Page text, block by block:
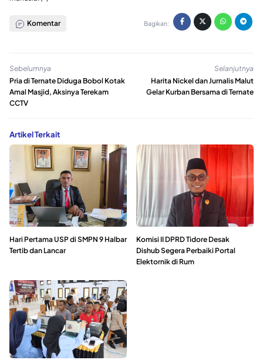
Komentar Bagikan:
Sebelumnya
Pria di Ternate Diduga Bobol Kotak
Amal Masjid, Aksinya Terekam
CCTV
Selanjutnya
Harita Nickel dan Jurnalis Malut
Gelar Kurban Bersama di Ternate
Artikel Terkait
Hari Pertama USP di SMPN 9 Halbar
Tertib dan Lancar
Komisi II DPRD Tidore Desak
Dishub Segera Perbaiki Portal
Elektornik di Rum